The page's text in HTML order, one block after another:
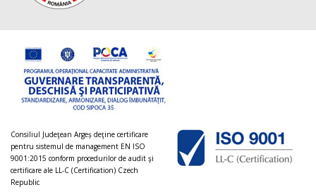
Consiliul Judeţean Argeș deţine certificare
pentru sistemul de management EN ISO
9001:2015 conform procedurilor de audit şi
certificare ale LL-C (Certification) Czech
Republic